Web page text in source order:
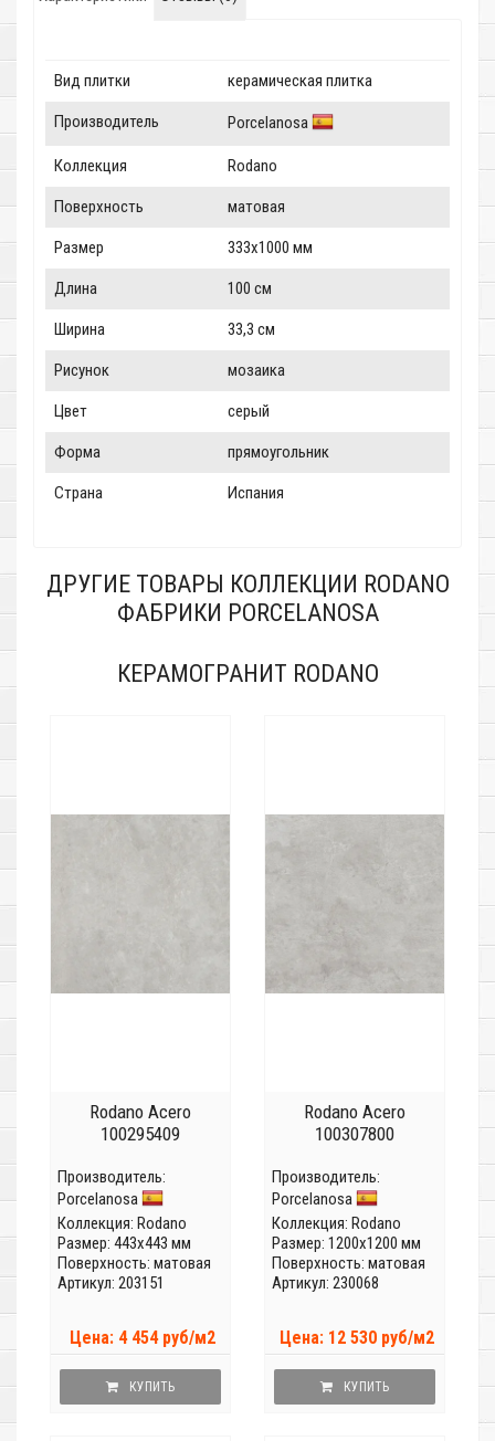
Вид плитки керамическая плитка
Производитель Porcelanosa
Коллекция Rodano
Поверхность матовая
Размер 333x1000 мм
Длина 100 см
Ширина 33,3 см
Рисунок мозаика
Цвет серый
Форма прямоугольник
Страна Испания
ДРУГИЕ ТОВАРЫ КОЛЛЕКЦИИ RODANO
ФАБРИКИ PORCELANOSA
КЕРАМОГРАНИТ RODANO
Rodano Acero
100295409
Производитель:
Porcelanosa
Коллекция: Rodano
Размер: 443x443 мм
Поверхность: матовая
Артикул: 203151
Цена: 4 454 руб/м2
КУПИТЬ
Rodano Acero
100307800
Производитель:
Porcelanosa
Коллекция: Rodano
Размер: 1200x1200 мм
Поверхность: матовая
Артикул: 230068
Цена: 12 530 руб/м2
КУПИТЬ